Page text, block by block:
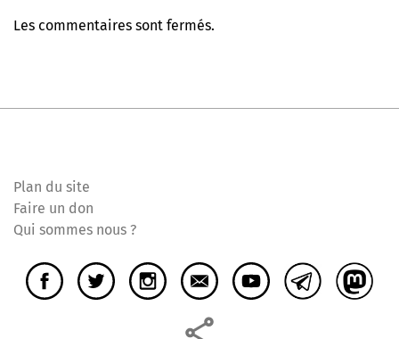
Les commentaires sont fermés.
Plan du site
Faire un don
Qui sommes nous ?